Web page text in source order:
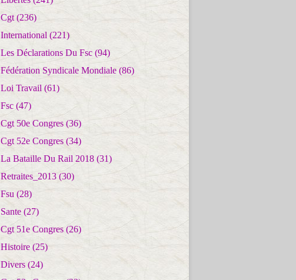
Cgt (236)
International (221)
Les Déclarations Du Fsc (94)
Fédération Syndicale Mondiale (86)
Loi Travail (61)
Fsc (47)
Cgt 50e Congres (36)
Cgt 52e Congres (34)
La Bataille Du Rail 2018 (31)
Retraites_2013 (30)
Fsu (28)
Sante (27)
Cgt 51e Congres (26)
Histoire (25)
Divers (24)